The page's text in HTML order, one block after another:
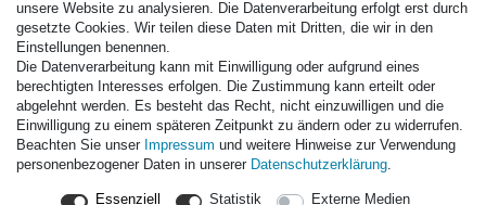
Paintball.de World
Paintball Shop International
Spares Shop North America
* Alle Preise inkl. ges. MwSt. zzgl. Versandkosten
Zahlungsarten
Versand
unsere Website zu analysieren. Die Datenverarbeitung erfolgt erst durch
gesetzte Cookies. Wir teilen diese Daten mit Dritten, die wir in den
Einstellungen benennen.
Die Datenverarbeitung kann mit Einwilligung oder aufgrund eines
berechtigten Interesses erfolgen. Die Zustimmung kann erteilt oder
abgelehnt werden. Es besteht das Recht, nicht einzuwilligen und die
Einwilligung zu einem späteren Zeitpunkt zu ändern oder zu widerrufen.
Beachten Sie unser Impressum und weitere Hinweise zur Verwendung
personenbezogener Daten in unserer Daten­schutz­erklärung.
Essenziell Statistik Externe Medien